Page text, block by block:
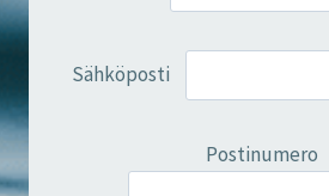
Sähköposti
Postinumero